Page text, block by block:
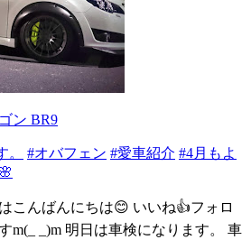
ン BR9
。 #オバフェン #愛車紹介 #4月もよ
こんばんにちは😊 いいね👍️フォロ
m(_ _)m 明日は車検になります。 車